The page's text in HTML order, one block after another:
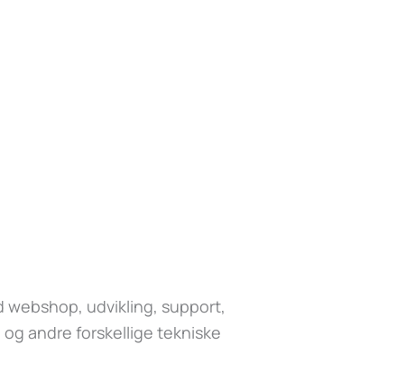
webshop, udvikling, support,
andre forskellige tekniske